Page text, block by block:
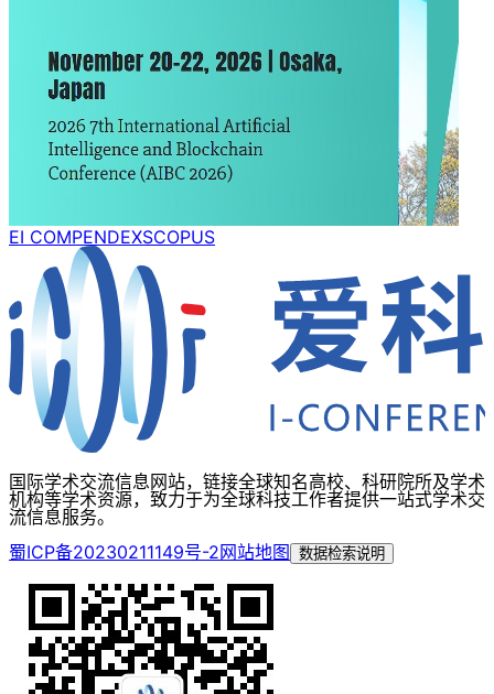
EI COMPENDEXSCOPUS
国际学术交流信息网站，链接全球知名高校、科研院所及学术
机构等学术资源，致力于为全球科技工作者提供一站式学术交
流信息服务。
蜀ICP备20230211149号-2网站地图 数据检索说明